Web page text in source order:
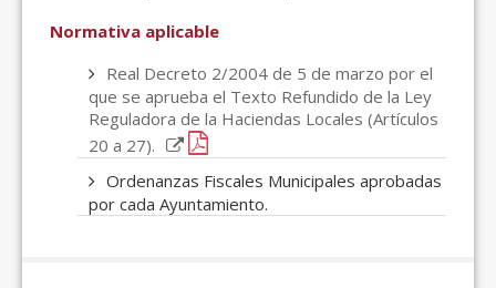
Normativa aplicable
Real Decreto 2/2004 de 5 de marzo por el
que se aprueba el Texto Refundido de la Ley
Reguladora de la Haciendas Locales (Artículos
20 a 27).
Ordenanzas Fiscales Municipales aprobadas
por cada Ayuntamiento.